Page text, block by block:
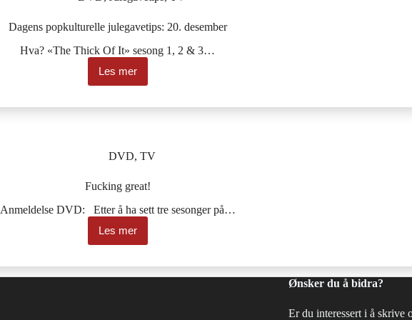
Dagens popkulturelle julegavetips: 20. desember
Hva? «The Thick Of It» sesong 1, 2 & 3…
Les mer
Dagens
popkulturelle
DVD, TV
Fucking great!
Anmeldelse DVD: Etter å ha sett tre sesonger på…
Les mer
Fucking
great!
Ønsker du å bidra?
Er du interessert i å skrive